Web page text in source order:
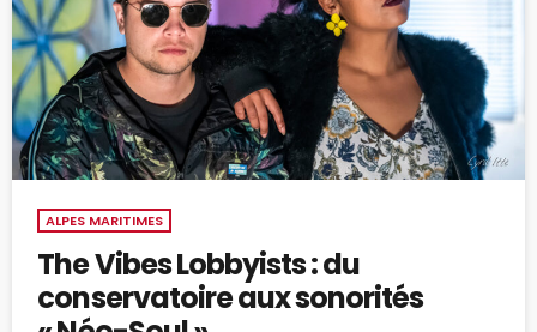
ALPES MARITIMES
The Vibes Lobbyists : du
conservatoire aux sonorités